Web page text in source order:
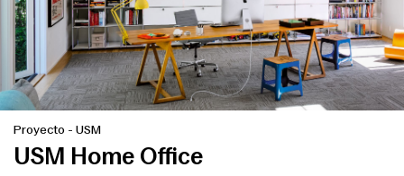
Proyecto - USM
USM Home Office